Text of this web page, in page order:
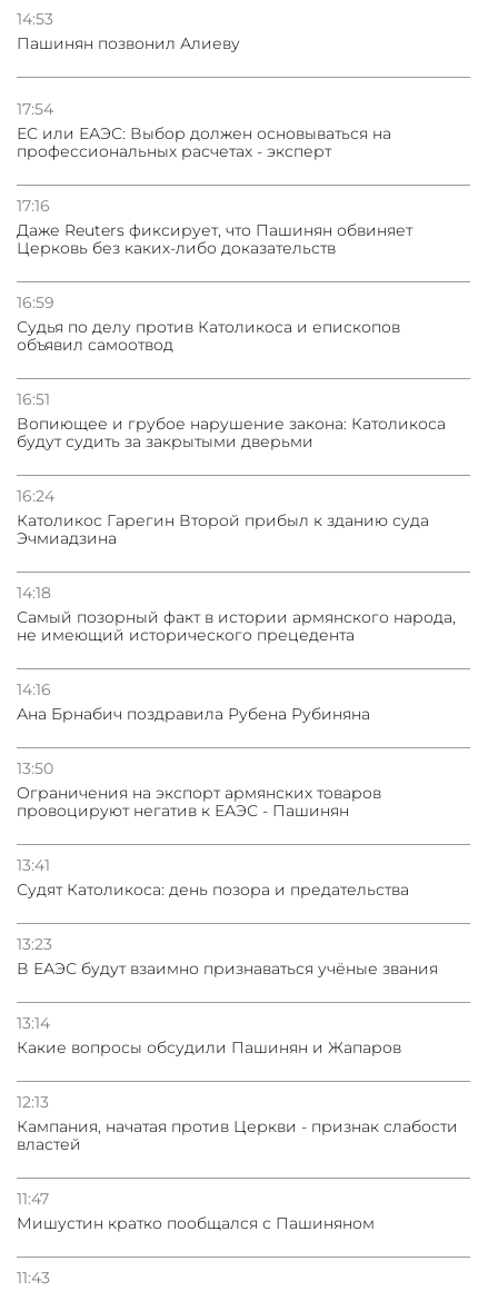
14:53
Пашинян позвонил Алиеву
17:54
ЕС или ЕАЭС: Выбор должен основываться на
профессиональных расчетах - эксперт
17:16
Даже Reuters фиксирует, что Пашинян обвиняет
Церковь без каких-либо доказательств
16:59
Судья по делу против Католикоса и епископов
объявил самоотвод
16:51
Вопиющее и грубое нарушение закона: Католикоса
будут судить за закрытыми дверьми
16:24
Католикос Гарегин Второй прибыл к зданию суда
Эчмиадзина
14:18
Самый позорный факт в истории армянского народа,
не имеющий исторического прецедента
14:16
Ана Брнабич поздравила Рубена Рубиняна
13:50
Oграничения на экспорт армянских товаров
провоцируют негатив к ЕАЭС - Пашинян
13:41
Судят Католикоса: день позора и предательства
13:23
В ЕАЭС будут взаимно признаваться учёные звания
13:14
Какие вопросы обсудили Пашинян и Жапаров
12:13
Кампания, начатая против Церкви - признак слабости
властей
11:47
Мишустин кратко пообщался с Пашиняном
11:43
Азербайджане
31.07.2026
Сотрудничество и очереди – детали визита главы
погрануправления СНБ Армении в Тбилиси